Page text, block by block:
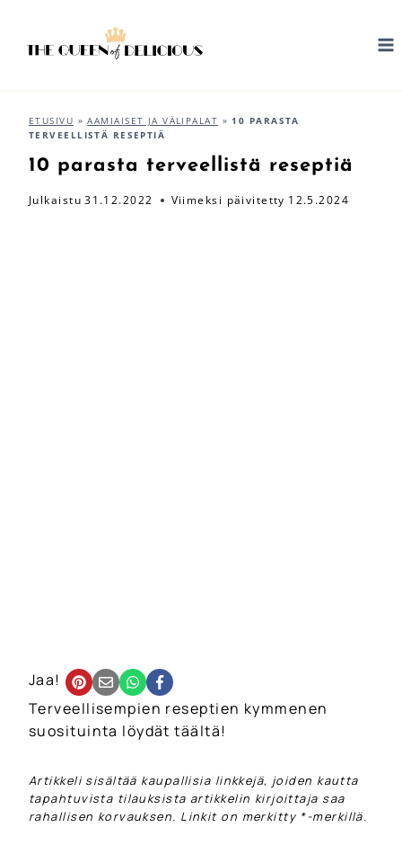
ETUSIVU »AAMIAISET JA VÄLIPALAT »10 PARASTA
TERVEELLISTÄ RESEPTIÄ
10 parasta terveellistä reseptiä
Julkaistu 31.12.2022 Viimeksi päivitetty 12.5.2024
Jaa!
Terveellisempien reseptien kymmenen
suosituinta löydät täältä!
Artikkeli sisältää kaupallisia linkkejä, joiden kautta
tapahtuvista tilauksista artikkelin kirjoittaja saa
rahallisen korvauksen. Linkit on merkitty *-merkillä.